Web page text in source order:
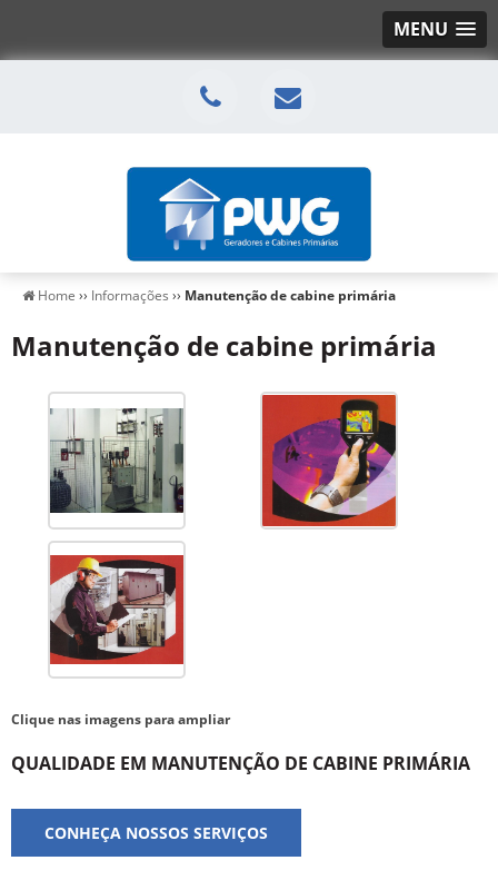
MENU
Home ›› Informações ›› Manutenção de cabine primária
Manutenção de cabine primária
Clique nas imagens para ampliar
QUALIDADE EM MANUTENÇÃO DE CABINE PRIMÁRIA
CONHEÇA NOSSOS SERVIÇOS